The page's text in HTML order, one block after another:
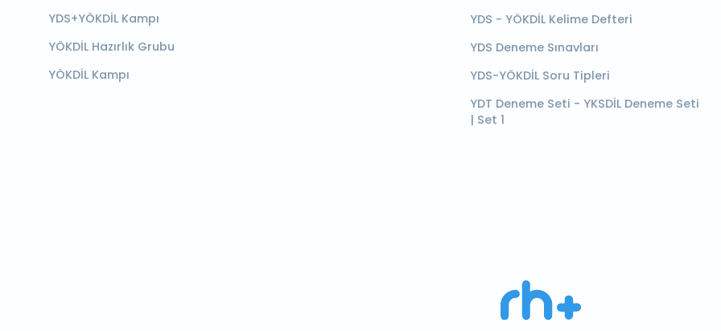
YDS+YÖKDİL Kampı
YÖKDİL Hazırlık Grubu
YÖKDİL Kampı
YDS - YÖKDİL Kelime Defteri
YDS Deneme Sınavları
YDS-YÖKDİL Soru Tipleri
YDT Deneme Seti - YKSDİL Deneme Seti
| Set 1